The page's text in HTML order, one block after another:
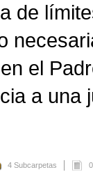
de
el
a una
4 Subcarpetas